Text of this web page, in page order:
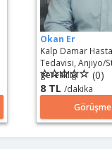
Okan Er
Kalp Damar
Tedavisi, Anjiyo/
gerekliliği
(0)
8 TL /dakika